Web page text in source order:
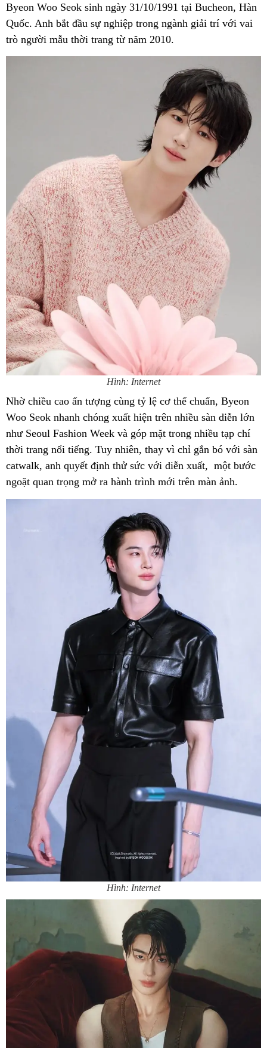
Byeon Woo Seok sinh ngày 31/10/1991 tại Bucheon, Hàn
Quốc. Anh bắt đầu sự nghiệp trong ngành giải trí với vai
trò người mẫu thời trang từ năm 2010.
Hình: Internet
Nhờ chiều cao ấn tượng cùng tỷ lệ cơ thể chuẩn, Byeon
Woo Seok nhanh chóng xuất hiện trên nhiều sàn diễn lớn
như Seoul Fashion Week và góp mặt trong nhiều tạp chí
thời trang nổi tiếng. Tuy nhiên, thay vì chỉ gắn bó với sàn
catwalk, anh quyết định thử sức với diễn xuất, một bước
ngoặt quan trọng mở ra hành trình mới trên màn ảnh.
Hình: Internet